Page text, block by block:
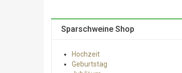
Sparschweine Shop
Hochzeit
Geburtstag